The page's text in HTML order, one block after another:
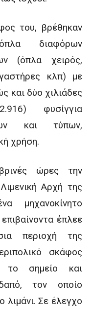
του, βρέθηκαν
διαφόρων
(όπλα χειρός,
κλπ) με
και δύο χιλιάδες
φυσίγγια
και τύπων,
χρήση.
ώρες την
Αρχή της
μηχανοκίνητο
έπλεε
περιοχή της
σκάφος
το σημείο και
τον οποίο
λιμάνι. Σε έλεγχο